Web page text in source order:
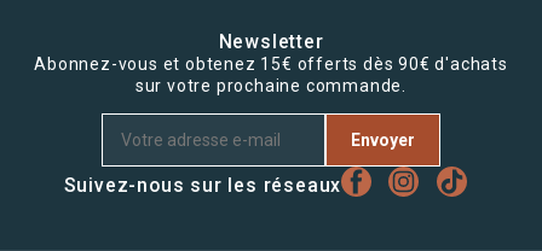
Newsletter
Abonnez-vous et obtenez 15€ offerts dès 90€ d'achats
sur votre prochaine commande.
Envoyer
Suivez-nous sur les réseaux